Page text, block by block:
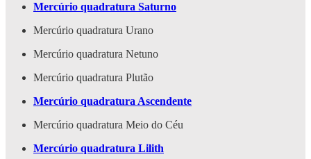
Mercúrio quadratura Saturno
Mercúrio quadratura Urano
Mercúrio quadratura Netuno
Mercúrio quadratura Plutão
Mercúrio quadratura Ascendente
Mercúrio quadratura Meio do Céu
Mercúrio quadratura Lilith